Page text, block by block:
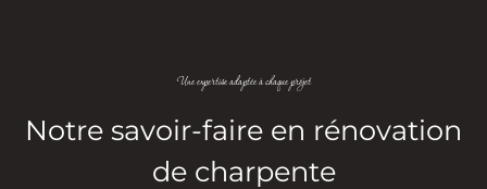
Une expertise adaptée à chaque projet
Notre savoir-faire en rénovation
de charpente